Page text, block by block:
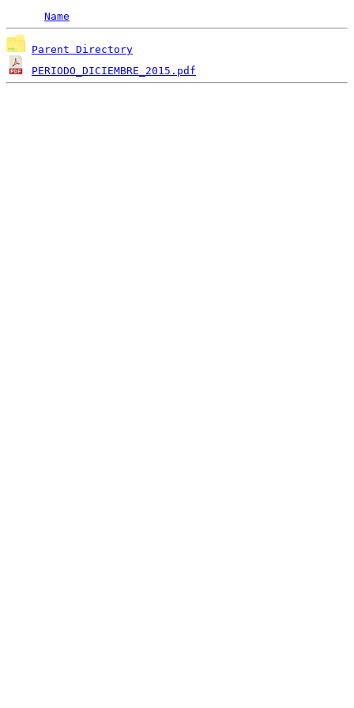
Name
Parent Directory
PERIODO_DICIEMBRE_2015.pdf